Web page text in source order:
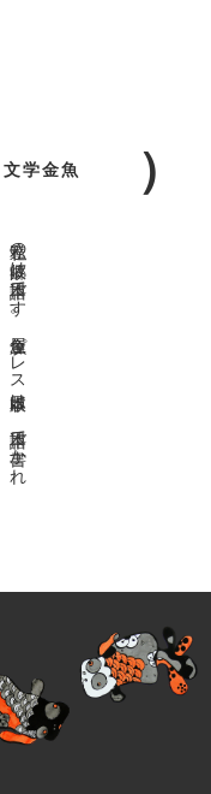
学金魚
私達の
故郷は
日本語で
す
。
金魚屋プ
レ
ス
日本版は
、
日本語で
書か
れ
る
あ
ら
ゆ
る
文学の
方向を
見極め
、
私達の
精神の
行く
末を
照
ら
す
光り
を
見出そ
う
と
す
る
も
の
で
す
。
金魚屋プ
レ
ス
日本版は
そ
の
光り
の
す
べ
て
を
広義の
文学と
呼び
ま
す